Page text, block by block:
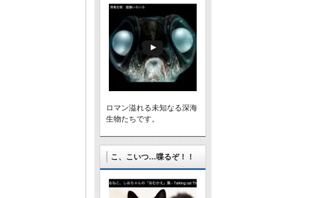
ロマン溢れる未知なる深海
生物たちです。
こ、こいつ…喋るぞ！！